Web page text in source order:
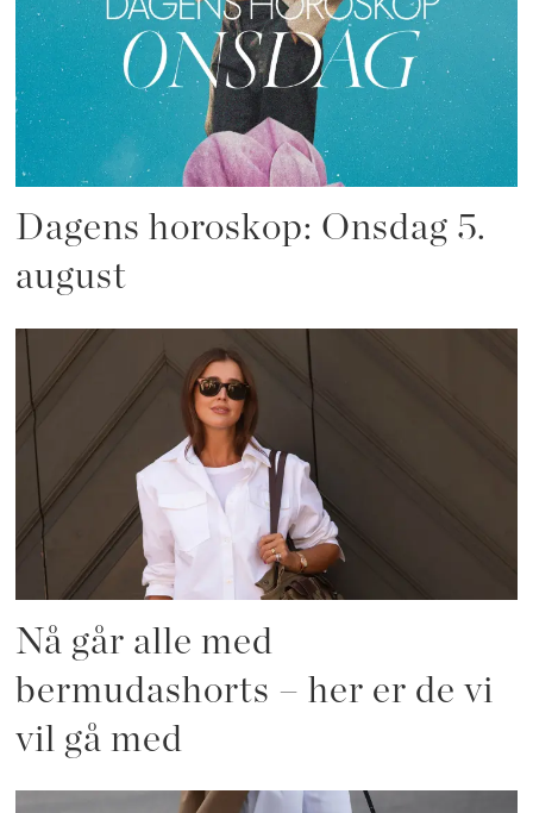
Dagens horoskop: Onsdag 5.
august
Nå går alle med
bermudashorts – her er de vi
vil gå med